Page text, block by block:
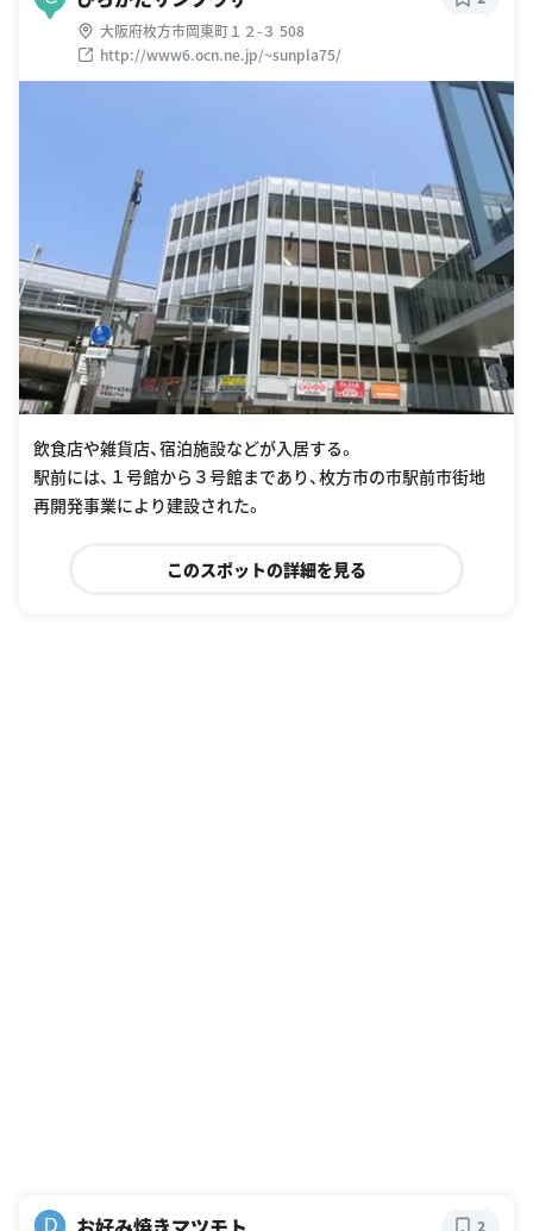
大阪府枚方市岡東町１２-３ 508
http://www6.ocn.ne.jp/~sunpla75/
飲食店や雑貨店、宿泊施設などが入居する。
駅前には、１号館から３号館まであり、枚方市の市駅前市街地
再開発事業により建設された。
このスポットの詳細を見る
D 2